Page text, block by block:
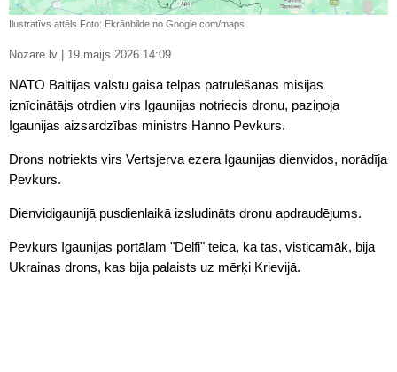
Ilustratīvs attēls Foto: Ekrānbilde no Google.com/maps
Nozare.lv | 19.maijs 2026 14:09
NATO Baltijas valstu gaisa telpas patrulēšanas misijas
iznīcinātājs otrdien virs Igaunijas notriecis dronu, paziņoja
Igaunijas aizsardzības ministrs Hanno Pevkurs.
Drons notriekts virs Vertsjerva ezera Igaunijas dienvidos, norādīja
Pevkurs.
Dienvidigaunijā pusdienlaikā izsludināts dronu apdraudējums.
Pevkurs Igaunijas portālam "Delfi" teica, ka tas, visticamāk, bija
Ukrainas drons, kas bija palaists uz mērķi Krievijā.